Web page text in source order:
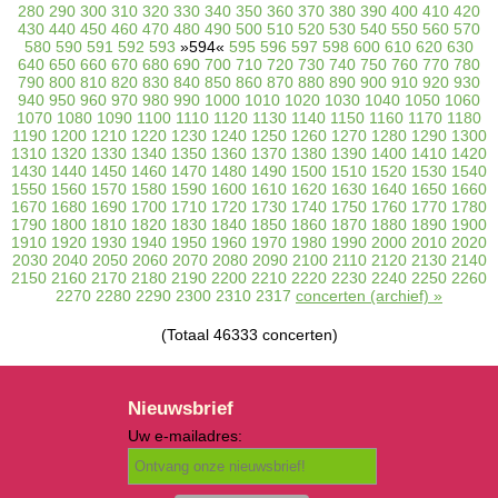
280 290 300 310 320 330 340 350 360 370 380 390 400 410 420
430 440 450 460 470 480 490 500 510 520 530 540 550 560 570
580 590 591 592 593 »594« 595 596 597 598 600 610 620 630
640 650 660 670 680 690 700 710 720 730 740 750 760 770 780
790 800 810 820 830 840 850 860 870 880 890 900 910 920 930
940 950 960 970 980 990 1000 1010 1020 1030 1040 1050 1060
1070 1080 1090 1100 1110 1120 1130 1140 1150 1160 1170 1180
1190 1200 1210 1220 1230 1240 1250 1260 1270 1280 1290 1300
1310 1320 1330 1340 1350 1360 1370 1380 1390 1400 1410 1420
1430 1440 1450 1460 1470 1480 1490 1500 1510 1520 1530 1540
1550 1560 1570 1580 1590 1600 1610 1620 1630 1640 1650 1660
1670 1680 1690 1700 1710 1720 1730 1740 1750 1760 1770 1780
1790 1800 1810 1820 1830 1840 1850 1860 1870 1880 1890 1900
1910 1920 1930 1940 1950 1960 1970 1980 1990 2000 2010 2020
2030 2040 2050 2060 2070 2080 2090 2100 2110 2120 2130 2140
2150 2160 2170 2180 2190 2200 2210 2220 2230 2240 2250 2260
2270 2280 2290 2300 2310 2317 concerten (archief) »
(Totaal 46333 concerten)
Nieuwsbrief
Uw e-mailadres: